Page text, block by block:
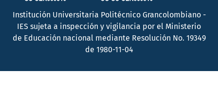
Institución Universitaria Politécnico Grancolombiano -
IES sujeta a inspección y vigilancia por el Ministerio
de Educación nacional mediante Resolución No. 19349
de 1980-11-04